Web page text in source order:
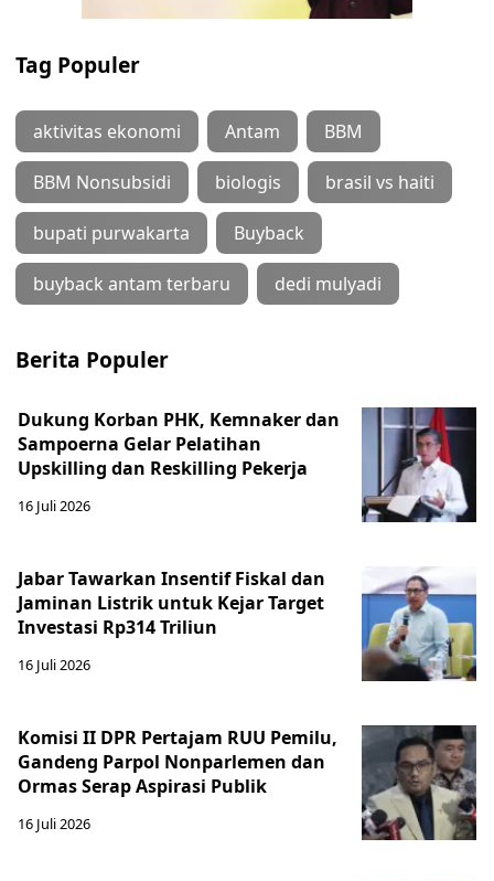
Tag Populer
aktivitas ekonomi Antam BBM
BBM Nonsubsidi biologis brasil vs haiti
bupati purwakarta Buyback
buyback antam terbaru dedi mulyadi
Berita Populer
Dukung Korban PHK, Kemnaker dan
Sampoerna Gelar Pelatihan
Upskilling dan Reskilling Pekerja
16 Juli 2026
Jabar Tawarkan Insentif Fiskal dan
Jaminan Listrik untuk Kejar Target
Investasi Rp314 Triliun
16 Juli 2026
Komisi II DPR Pertajam RUU Pemilu,
Gandeng Parpol Nonparlemen dan
Ormas Serap Aspirasi Publik
16 Juli 2026